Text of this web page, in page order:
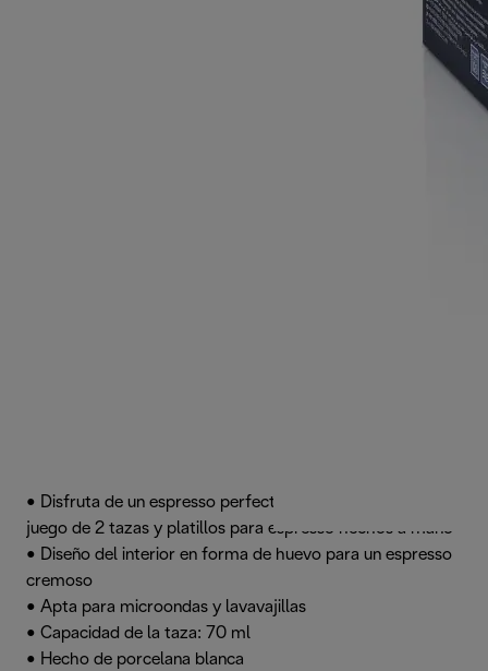
• Disfruta de un espresso perfecto con este elegante
juego de 2 tazas y platillos para espresso hechos a mano
• Diseño del interior en forma de huevo para un espresso
cremoso
• Apta para microondas y lavavajillas
• Capacidad de la taza: 70 ml
• Hecho de porcelana blanca